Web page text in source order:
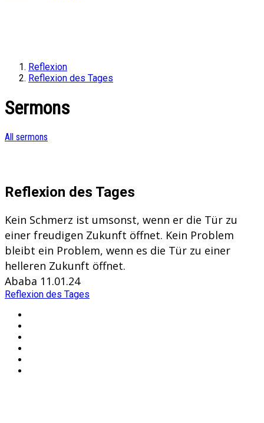
Reflexion
Reflexion des Tages
Sermons
All sermons
Reflexion des Tages
Kein Schmerz ist umsonst, wenn er die Tür zu
einer freudigen Zukunft öffnet. Kein Problem
bleibt ein Problem, wenn es die Tür zu einer
helleren Zukunft öffnet.
Ababa 11.01.24
Reflexion des Tages